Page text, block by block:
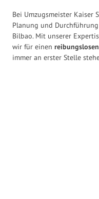
Bei Umzugsmeister
Planung und
Bilbao. Mit unserer
wir für einen
immer an erster Stelle